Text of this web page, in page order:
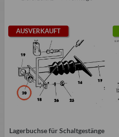
AUSVERKAUFT
Lagerbuchse für Schaltgestänge